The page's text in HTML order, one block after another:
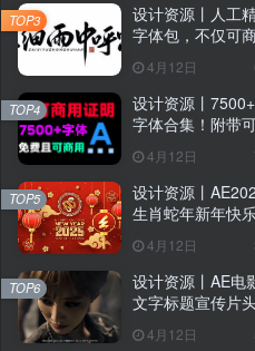
设计资源丨人工
字体包，不仅可
4月12日
TOP3
设计资源丨
字体合集！附带
使用4月12日
TOP4
设计资源丨
生肖蛇年新年快
4月12日
TOP5
设计资源丨AE电
文字标题宣传片
4月12日
TOP6
隐私声明